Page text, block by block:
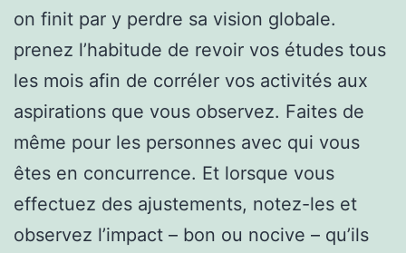
on finit par y perdre sa vision globale.
prenez l’habitude de revoir vos études tous
les mois afin de corréler vos activités aux
aspirations que vous observez. Faites de
même pour les personnes avec qui vous
êtes en concurrence. Et lorsque vous
effectuez des ajustements, notez-les et
observez l’impact – bon ou nocive – qu’ils